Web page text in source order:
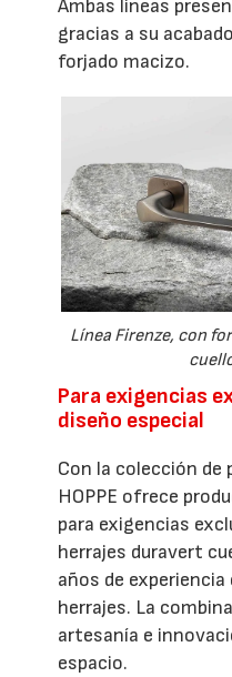
Ambas líneas
gracias a su
forjado macizo.
Línea Firenze, con
Para exigencias
diseño especial
Con la colección
HOPPE ofrece
para exigencias
herrajes duravert
años de
herrajes. La
artesanía e
espacio.